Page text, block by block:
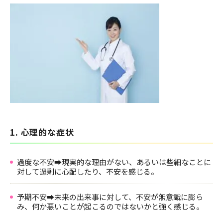
1. 心理的な症状
過度な不安➡現実的な理由がない、あるいは些細なことに
対して過剰に心配したり、不安を感じる。
予期不安➡未来の出来事に対して、不安が無意識に膨ら
み、何か悪いことが起こるのではないかと強く感じる。